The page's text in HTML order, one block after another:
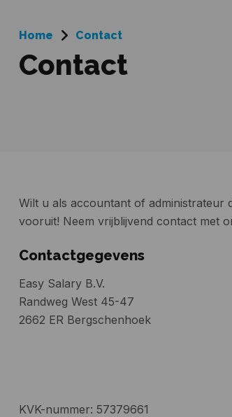
Home Contact
Contact
Wilt u als accountant of administrateur
vooruit! Neem vrijblijvend contact met
Contactgegevens
Easy Salary B.V.
Randweg West 45-47
2662 ER Bergschenhoek
KVK-nummer: 57379661